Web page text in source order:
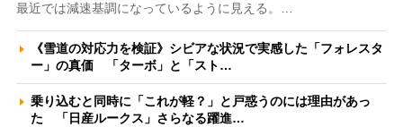
最近では減速基調になっているように見える。…
《雪道の対応力を検証》シビアな状況で実感した「フォレスタ
ー」の真価 「ターボ」と「スト…
乗り込むと同時に「これが軽？」と戸惑うのには理由があっ
た 「日産ルークス」さらなる躍進…